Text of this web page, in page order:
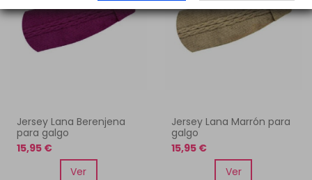
Jersey Lana Berenjena
para galgo
15,95 €
Ver
Jersey Lana Marrón para
galgo
15,95 €
Ver